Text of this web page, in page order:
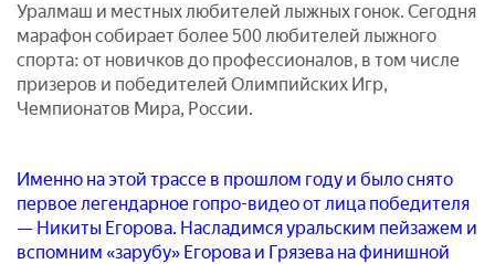
Уралмаш и местных любителей лыжных гонок. Сегодня
марафон собирает более 500 любителей лыжного
спорта: от новичков до профессионалов, в том числе
призеров и победителей Олимпийских Игр,
Чемпионатов Мира, России.
Именно на этой трассе в прошлом году и было снято
первое легендарное гопро-видео от лица победителя
— Никиты Егорова. Насладимся уральским пейзажем и
вспомним «зарубу» Егорова и Грязева на финишной